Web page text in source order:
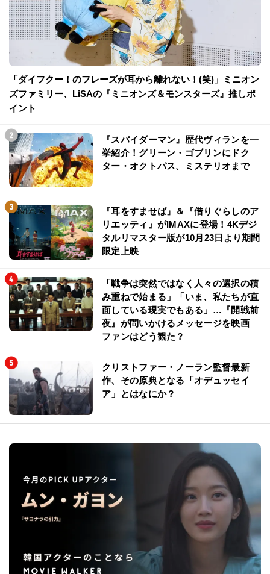
「ダイフクー！のフレーズが耳から離れない！(笑)」ミニオン
ズファミリー、LiSAの『ミニオンズ＆モンスターズ』推しポ
イント
『スパイダーマン』歴代ヴィランを一
挙紹介！グリーン・ゴブリンにドク
ター・オクトパス、ミステリオまで
『耳をすませば』＆『借りぐらしのア
リエッティ』がIMAXに登場！4Kデジ
タルリマスター版が10月23日より期間
限定上映
「戦争は突然ではなく人々の選択の積
み重ねで始まる」「いま、私たちが直
面している現実でもある」…『開戦前
夜』が問いかけるメッセージを映画
ファンはどう観た？
クリストファー・ノーラン監督最新
作、その原典となる「オデュッセイ
ア」とはなにか？